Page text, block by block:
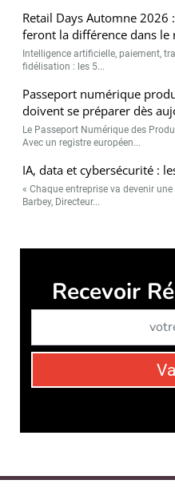
Retail Days Automne 2026
feront la différence dans le
Intelligence artificielle, paiement,
fidélisation : les 5...
Passeport numérique
doivent se préparer dès
Le Passeport Numérique des
Avec un registre européen...
IA, data et cybersécurité :
« Chaque entreprise va devenir
Barbey, Directeur...
Républik